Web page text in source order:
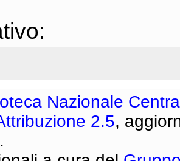
Nazionale
2.5,